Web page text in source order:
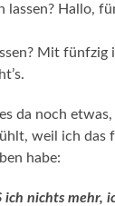
lassen? Hallo,
Mit fünfzig
da noch
weil ich das
habe:
ich nichts mehr,